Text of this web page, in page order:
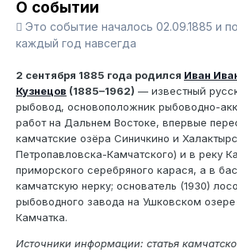
О событии
Это событие началось 02.09.1885 и
каждый год навсегда
2 сентября 1885 года родился Иван
Кузнецов (1885–1962) — известный
рыбовод, основоположник рыбоводно-
работ на Дальнем Востоке, впервые
камчатские озёра Синичкино и
Петропавловска-Камчатского) и в реку
приморского серебряного карася, а в
камчатскую нерку; основатель (1930)
рыбоводного завода на Ушковском озере
Камчатка.
Источники информации: статья